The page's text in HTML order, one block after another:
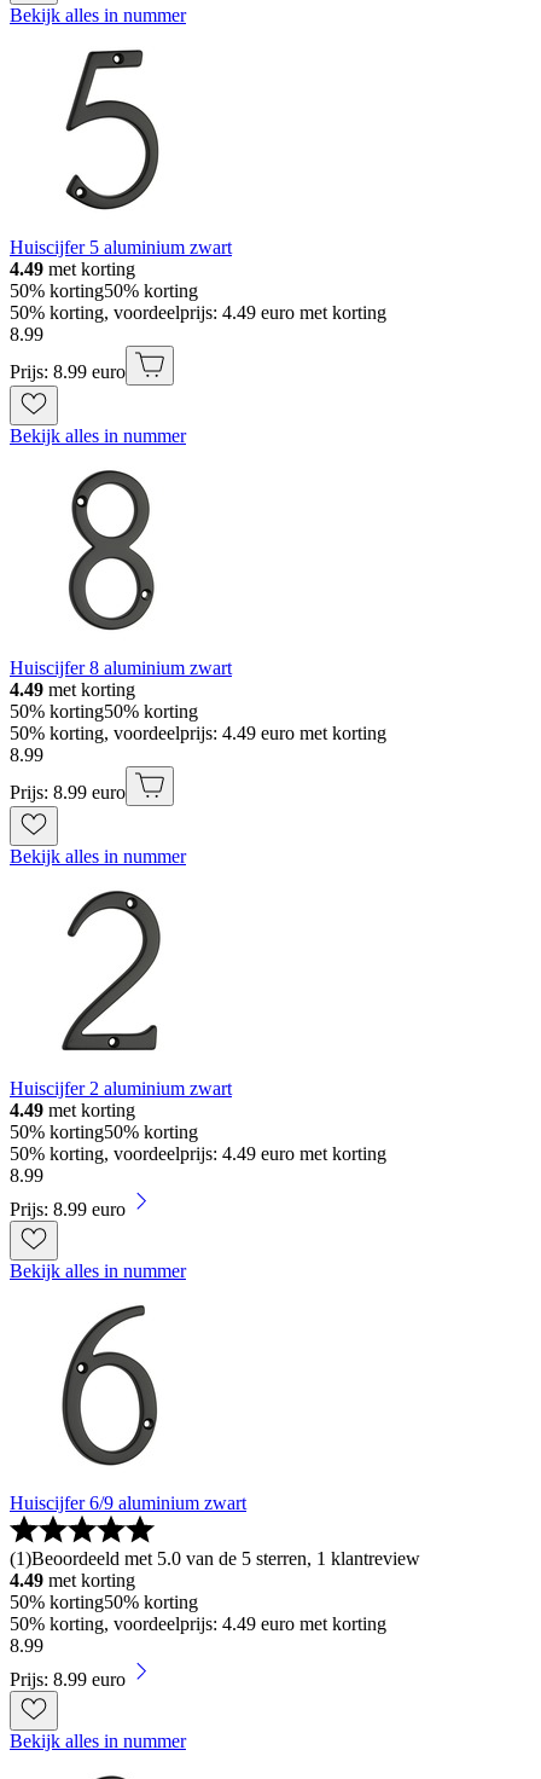
Bekijk alles in nummer
Huiscijfer 5 aluminium zwart
4.49 met korting
50% korting50% korting
50% korting, voordeelprijs: 4.49 euro met korting
8.99
Prijs: 8.99 euro
Bekijk alles in nummer
Huiscijfer 8 aluminium zwart
4.49 met korting
50% korting50% korting
50% korting, voordeelprijs: 4.49 euro met korting
8.99
Prijs: 8.99 euro
Bekijk alles in nummer
Huiscijfer 2 aluminium zwart
4.49 met korting
50% korting50% korting
50% korting, voordeelprijs: 4.49 euro met korting
8.99
Prijs: 8.99 euro
Bekijk alles in nummer
Huiscijfer 6/9 aluminium zwart
(1)Beoordeeld met 5.0 van de 5 sterren, 1 klantreview
4.49 met korting
50% korting50% korting
50% korting, voordeelprijs: 4.49 euro met korting
8.99
Prijs: 8.99 euro
Bekijk alles in nummer